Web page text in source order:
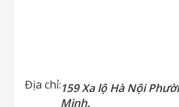
Địa chỉ:159 Xa lộ Hà Nội
Minh.